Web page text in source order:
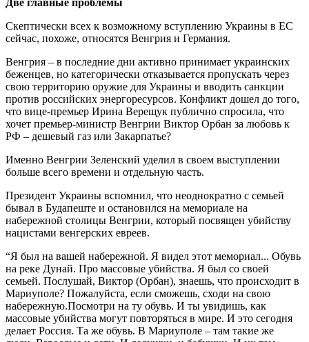
Скептически всех к возможному вступлению Украины в ЕС
сейчас, похоже, относятся Венгрия и Германия.
Венгрия – в последние дни активно принимает украинских
беженцев, но категорически отказывается пропускать через
свою территорию оружие для Украины и вводить санкции
против российских энергоресурсов. Конфликт дошел до того,
что вице-премьер Ирина Верещук публично спросила, что
хочет премьер-министр Венгрии Виктор Орбан за любовь к
РФ – дешевый газ или Закарпатье?
Именно Венгрии Зеленский уделил в своем выступлении
больше всего времени и отдельную часть.
Президент Украины вспомнил, что неоднократно с семьей
бывал в Будапеште и остановился на мемориале на
набережной столицы Венгрии, который посвящен убийству
нацистами венгерских евреев.
“Я был на вашей набережной. Я видел этот мемориал... Обувь
на реке Дунай. Про массовые убийства. Я был со своей
семьей. Послушай, Виктор (Орбан), знаешь, что происходит в
Мариуполе? Пожалуйста, если сможешь, сходи на свою
набережную.Посмотри на ту обувь. И ты увидишь, как
массовые убийства могут повторяться в мире. И это сегодня
делает Россия. Та же обувь. В Мариуполе – там такие же